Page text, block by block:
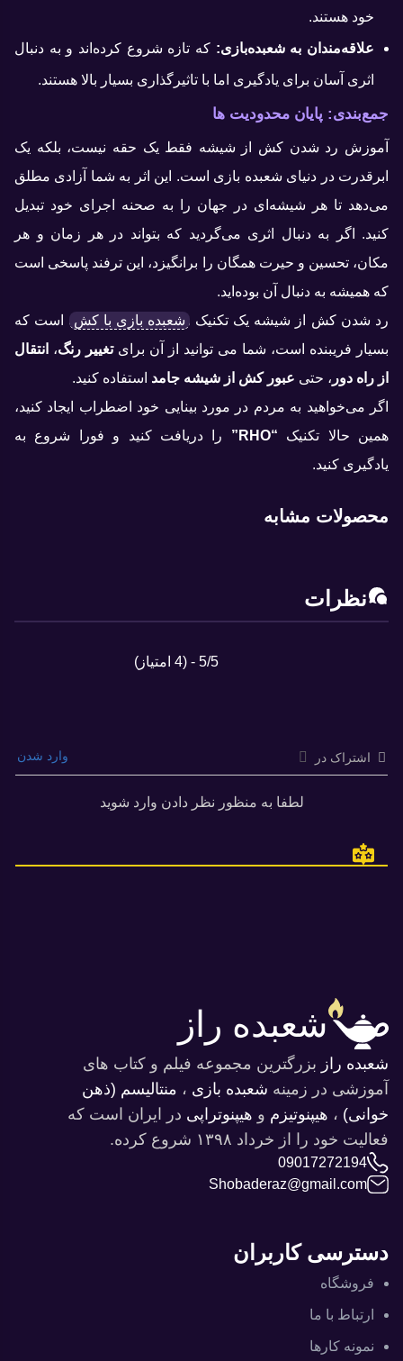
خود هستند.
علاقه‌مندان به شعبده‌بازی: که تازه شروع کرده‌اند و به دنبال
اثری آسان برای یادگیری اما با تاثیرگذاری بسیار بالا هستند.
جمع‌بندی: پایان محدودیت ها
آموزش رد شدن کش از شیشه فقط یک حقه نیست، بلکه یک
ابرقدرت در دنیای شعبده‌ بازی است. این اثر به شما آزادی مطلق
می‌دهد تا هر شیشه‌ای در جهان را به صحنه اجرای خود تبدیل
کنید. اگر به دنبال اثری می‌گردید که بتواند در هر زمان و هر
مکان، تحسین و حیرت همگان را برانگیزد، این ترفند پاسخی است
که همیشه به دنبال آن بوده‌اید.
رد شدن کش از شیشه یک تکنیک
شعبده بازی با کش
است که
بسیار فریبنده است، شما می توانید از آن برایتغییر رنگ، انتقال
از راه دور ، حتی عبور کش از شیشه جامد استفاده کنید.
اگر می‌خواهید به مردم در مورد بینایی خود اضطراب ایجاد کنید،
همین حالا تکنیک “RHO”
را دریافت کنید و فورا شروع به
یادگیری کنید.
محصولات مشابه
نظرات
5/5 - (4 امتیاز)
اشتراک در وارد شدن
لطفا به منظور نظر دادن وارد شوید
شعبده راز
شعبده راز بزرگترین مجموعه فیلم و کتاب های
آموزشی در ‌زمینه شعبده بازی ، منتالیسم (ذهن
خوانی) ، هیپنوتیزم و‌ هیپنوتراپی در ایران است که
فعالیت خود را از خرداد ۱۳۹۸ شروع کرده.
09017272194
Shobaderaz@gmail.com
دسترسی کاربران
فروشگاه
ارتباط با ما
نمونه کارها